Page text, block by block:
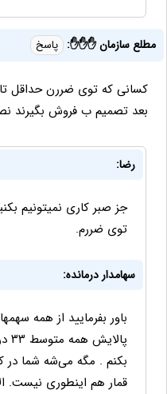
مطلع سازمان ✋✋✋: پاسخ
كسانى كه توى ضررن حداقل تا
بعد تصميم ب فروش بگيرند
رضا:
توی ضررم.
سهامدار درمانده:
باور بفرمایید از همه
قمار هم اینطوری نیست.